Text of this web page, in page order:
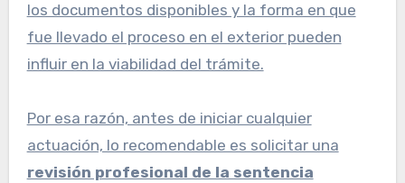
los documentos disponibles y la forma en que
fue llevado el proceso en el exterior pueden
influir en la viabilidad del trámite.
Por esa razón, antes de iniciar cualquier
actuación, lo recomendable es solicitar una
revisión profesional de la sentencia